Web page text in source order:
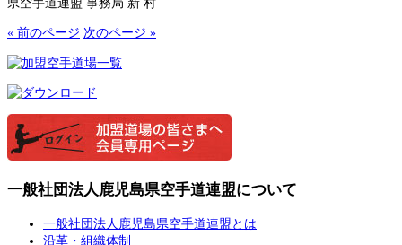
« 前のページ 次のページ »
一般社団法人鹿児島県空手道連盟について
一般社団法人鹿児島県空手道連盟とは
沿革・組織体制